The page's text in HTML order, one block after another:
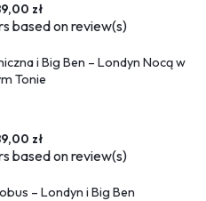
zł
based onreview(s)
i Big Ben – Londyn Nocą w
Tonie
zł
based onreview(s)
– Londyn i Big Ben